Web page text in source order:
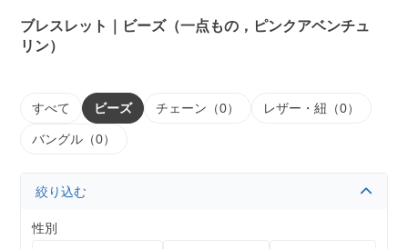
ブレスレット｜ビーズ（一点もの，ピンクアベンチュ
リン）
すべて ビーズ チェーン（0） レザー・紐（0）
バングル（0）
絞り込む
性別